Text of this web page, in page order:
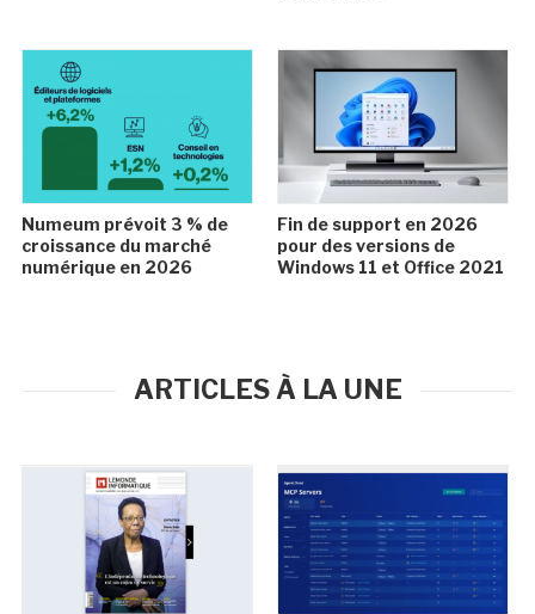
Numeum prévoit 3 % de
croissance du marché
numérique en 2026
Fin de support en 2026
pour des versions de
Windows 11 et Office 2021
ARTICLES À LA UNE